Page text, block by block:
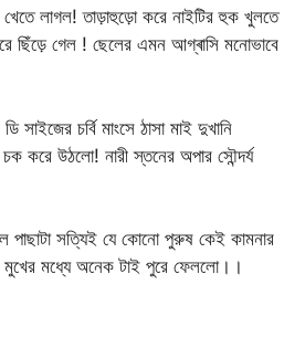
খেতে লাগল! তাড়াহুড়ো করে নাইটির হুক খুলতে
ছিঁড়ে গেল ! ছেলের এমন আগ্ৰাসি মনোভাবে
সাইজের চর্বি মাংসে ঠাসা মাই দুখানি
করে উঠলো! নারী স্তনের অপার সৌন্দর্য
পাছাটা সত্যিই যে কোনো পুরুষ কেই কামনার
মুখের মধ্যে অনেক টাই পুরে ফেললো।।